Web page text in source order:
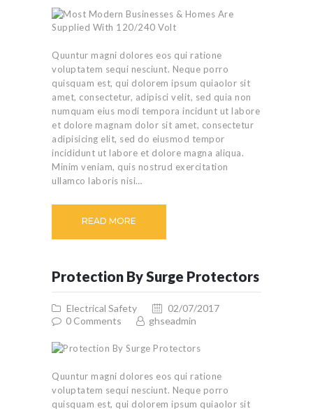
Quuntur magni dolores eos qui ratione
voluptatem sequi nesciunt. Neque porro
quisquam est, qui dolorem ipsum quiaolor sit
amet, consectetur, adipisci velit, sed quia non
numquam eius modi tempora incidunt ut labore
et dolore magnam dolor sit amet, consectetur
adipisicing elit, sed do eiusmod tempor
incididunt ut labore et dolore magna aliqua.
Minim veniam, quis nostrud exercitation
ullamco laboris nisi…
READ MORE
Protection By Surge Protectors
Electrical Safety
02/07/2017
0 Comments ghseadmin
Quuntur magni dolores eos qui ratione
voluptatem sequi nesciunt. Neque porro
quisquam est, qui dolorem ipsum quiaolor sit